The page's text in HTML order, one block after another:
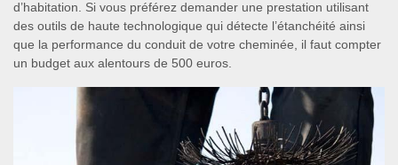
d’habitation. Si vous préférez demander une prestation utilisant
des outils de haute technologique qui détecte l’étanchéité ainsi
que la performance du conduit de votre cheminée, il faut compter
un budget aux alentours de 500 euros.